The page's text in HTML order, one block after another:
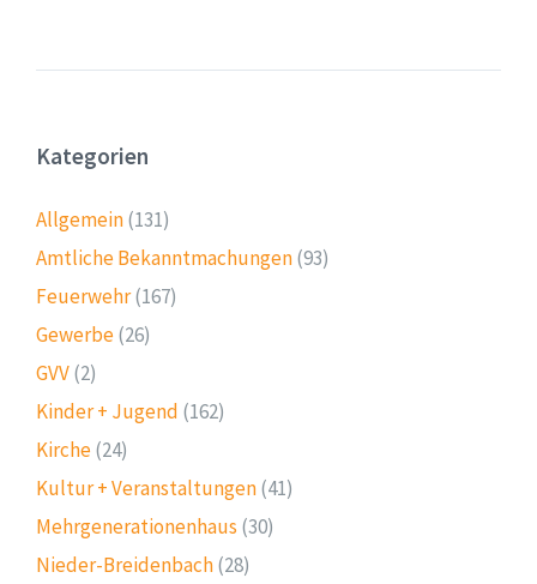
Kategorien
Allgemein(131)
Amtliche Bekanntmachungen(93)
Feuerwehr(167)
Gewerbe(26)
GVV(2)
Kinder + Jugend (162)
Kirche(24)
Kultur + Veranstaltungen(41)
Mehrgenerationenhaus (30)
Nieder-Breidenbach(28)